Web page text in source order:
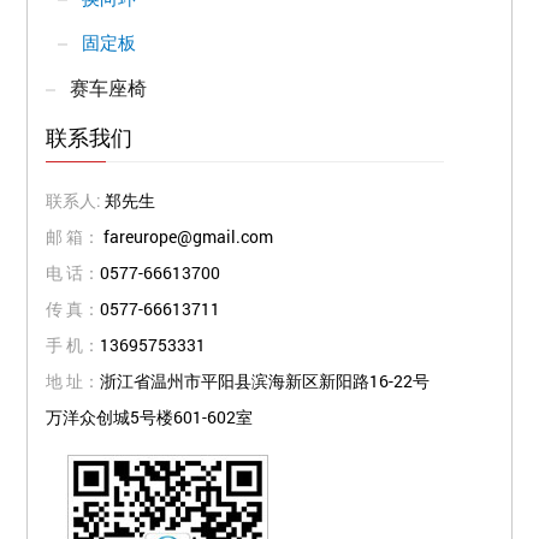
固定板
赛车座椅
联系我们
联系人: 郑先生
邮 箱： fareurope@gmail.com
电 话：0577-66613700
传 真：0577-66613711
手 机： 13695753331
地 址：浙江省温州市平阳县滨海新区新阳路16-22号
万洋众创城5号楼601-602室